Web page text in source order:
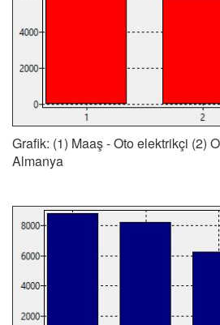
Grafik: (1) Maaş - Oto elektrikçi (2)
Almanya